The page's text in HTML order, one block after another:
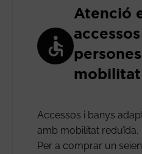
Atenció
Accessos i banys
amb mobilitat reduïda.
Per a comprar un